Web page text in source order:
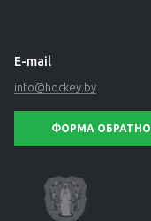
E-mail
info@hockey.by
ФОРМА